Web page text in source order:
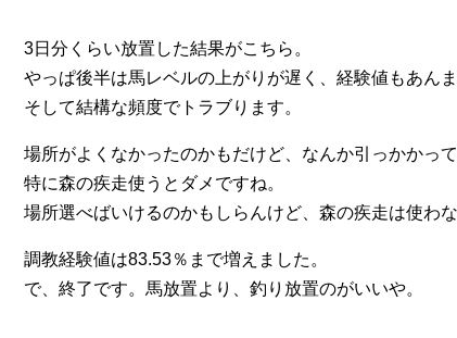
3日分くらい放置した結果がこちら。
やっぱ後半は馬レベルの上がりが遅く、経験値もあん
そして結構な頻度でトラブります。
場所がよくなかったのかもだけど、なんか引っかかっ
特に森の疾走使うとダメですね。
場所選べばいけるのかもしらんけど、森の疾走は使わ
調教経験値は83.53％まで増えました。
で、終了です。馬放置より、釣り放置のがいいや。